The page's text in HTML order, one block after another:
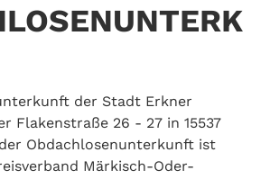
der Stadt Erkner
Flakenstraße 26 - 27 in 15537
Obdachlosenunterkunft ist
Märkisch-Oder-